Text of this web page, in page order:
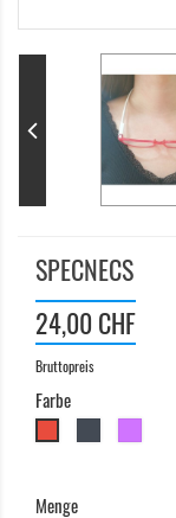
SPECNECS
24,00 CHF
Bruttopreis
Farbe
Menge